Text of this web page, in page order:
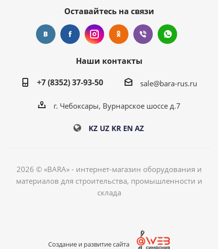
Оставайтесь на связи
Наши контакты
+7 (8352) 37-93-50
sale@bara-rus.ru
г. Чебоксары, Вурнарское шоссе д.7
KZ UZ KR EN AZ
2026 © «BARA» - интернет-магазин оборудования и
материалов для строительства, промышленности и
склада
Создание и развитие сайта